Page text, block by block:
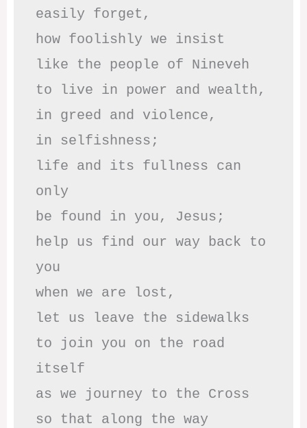
easily forget,
how foolishly we insist
like the people of Nineveh
to live in power and wealth,
in greed and violence,
in selfishness;
life and its fullness can
only
be found in you, Jesus;
help us find our way back to
you
when we are lost,
let us leave the sidewalks
to join you on the road
itself
as we journey to the Cross
so that along the way